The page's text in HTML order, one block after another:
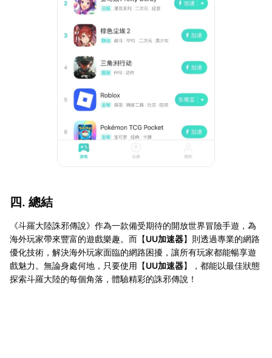
四. 總結
《斗羅大陸誅邪傳說》作為一款備受期待的開放世界冒險手遊，為
海外玩家帶來豐富的遊戲樂趣。而【UU加速器】則透過專業的網路
優化技術，解決海外玩家面臨的網路困擾，讓所有玩家都能暢享遊
戲魅力。無論身處何地，只要使用【UU加速器】，都能以最佳狀態
探索斗羅大陸的每個角落，體驗精彩的誅邪傳說！